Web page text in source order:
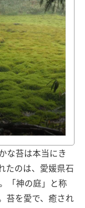
な苔は本当にき
たのは、愛媛県石
「神の庭」と称
苔を愛で、癒され